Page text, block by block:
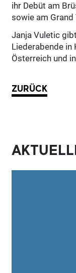
ihr Debüt am
sowie am Grand
Janja Vuletic
Liederabende in
Österreich und
ZURÜCK